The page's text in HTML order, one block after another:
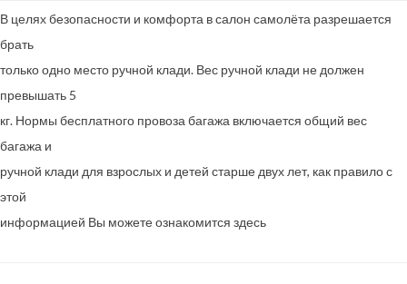
В целях безопасности и комфорта в салон самолёта разрешается
брать
только одно место ручной клади. Вес ручной клади не должен
превышать 5
кг. Нормы бесплатного провоза багажа включается общий вес
багажа и
ручной клади для взрослых и детей старше двух лет, как правило с
этой
информацией Вы можете ознакомится здесь